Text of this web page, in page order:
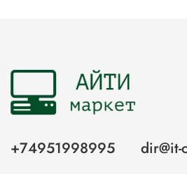
+74951998995